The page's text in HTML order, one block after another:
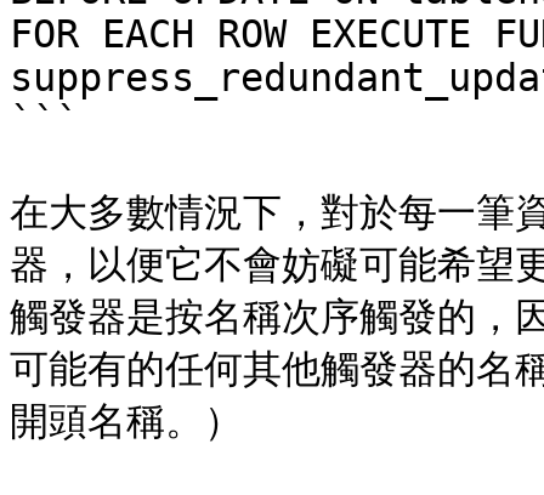
FOR EACH ROW EXECUTE
```
在大多數情況下，對於每一筆
器，以便它不會妨礙可能希望
觸發器是按名稱次序觸發的，
可能有的任何其他觸發器的名
開頭名稱。）